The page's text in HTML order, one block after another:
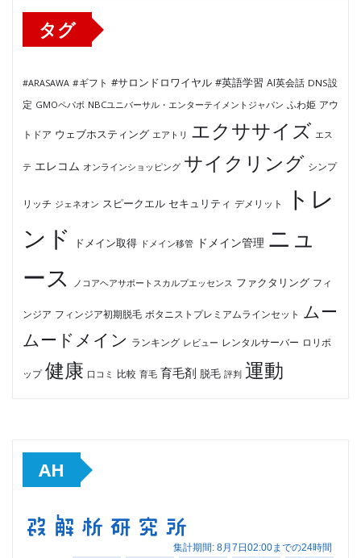
タグ
#ARASAWA #ギフト #サロンドロワイヤル #英語学習 AI英会話 DNS設
定 GMOペパボ NBCユニバーサル・エンターテイメントジャパン ふわ姫 アウ
トドア ウェブホスティング エアトリ エクササイズ エス
テ エレコム オンラインショッピング サイクリング シンプ
リッチ ジェネオン スピークエル セキュリティ デメリット
トレ
ンド
ドメイン取得 ドメイン移管 ドメイン管理 ニュ
ース
ノコアヘアサポートスカルプエッセンス ファクタリング フィ
ンジア フィンジア初期脱毛 ボタニストプレミアムラインセット ムー
ムードメイン ランキング レビュー レンタルサーバー ロリポ
ップ 健康 口コミ 比較 育毛 育毛剤 脱毛 評判 運動
AH